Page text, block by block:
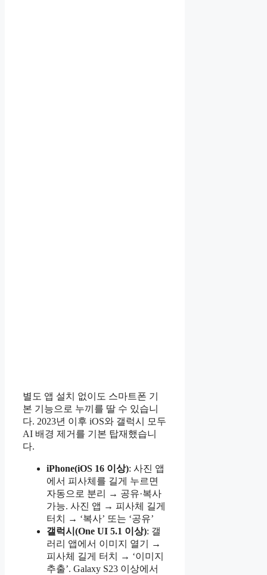
별도 앱 설치 없이도 스마트폰 기
본 기능으로 누끼를 딸 수 있습니
다. 2023년 이후 iOS와 갤럭시 모두
AI 배경 제거를 기본 탑재했습니
다.
iPhone(iOS 16 이상): 사진 앱
에서 피사체를 길게 누르면
자동으로 분리 → 공유·복사
가능. 사진 앱 → 피사체 길게
터치 → ‘복사’ 또는 ‘공유’
갤럭시(One UI 5.1 이상): 갤
러리 앱에서 이미지 열기 →
피사체 길게 터치 → ‘이미지
추출’. Galaxy S23 이상에서